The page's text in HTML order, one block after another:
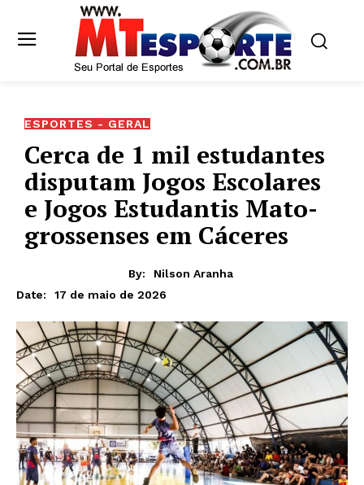
ESPORTES - GERAL
Cerca de 1 mil estudantes
disputam Jogos Escolares
e Jogos Estudantis Mato-
grossenses em Cáceres
By:
Nilson Aranha
Date:
17 de maio de 2026